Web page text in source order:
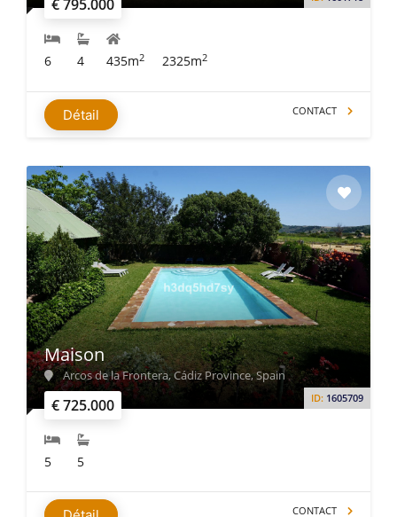
€ 795.000
6 4 435m2 2325m2
Détail CONTACT
€ 725.000 ID: 1605709
Maison
Arcos de la Frontera, Cádiz Province, Spain
5 5
CONTACT